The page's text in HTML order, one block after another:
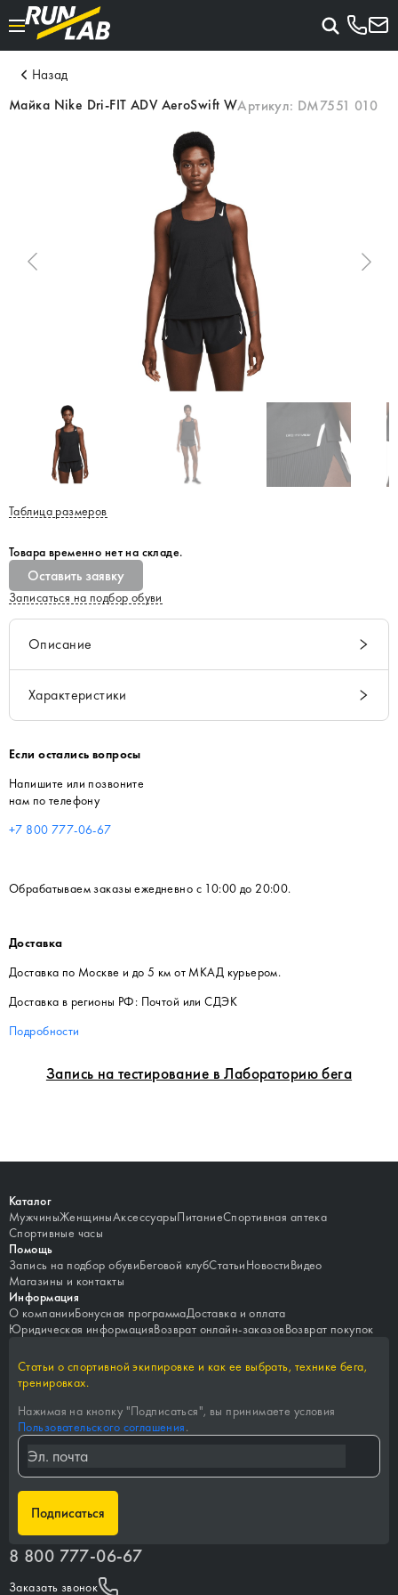
Назад
Майка Nike Dri-FIT ADV AeroSwift WАртикул: DM7551 010
Запись на тестирование в Лабораторию бега
Таблица размеров
Товара временно нет на складе.
Оставить заявку
Записаться на подбор обуви
Описание
Характеристики
Если остались вопросы
Напишите или позвоните
нам по телефону
+7 800 777-06-67
Обрабатываем заказы ежедневно с 10:00 до 20:00.
Доставка
Доставка по Москве и до 5 км от МКАД курьером.
Доставка в регионы РФ: Почтой или СДЭК
Подробности
Каталог
МужчиныЖенщиныАксессуарыПитаниеСпортивная аптека
Спортивные часы
Помощь
Запись на подбор обувиБеговой клубСтатьиНовостиВидео
Магазины и контакты
Информация
О компанииБонусная программаДоставка и оплата
Юридическая информацияВозврат онлайн-заказовВозврат покупок
Статьи о спортивной экипировке и как ее выбрать, технике бега,
тренировках.
Нажимая на кнопку "Подписаться", вы принимаете условия
Пользовательского соглашения.
Подписаться
8 800 777-06-67
Заказать звонок